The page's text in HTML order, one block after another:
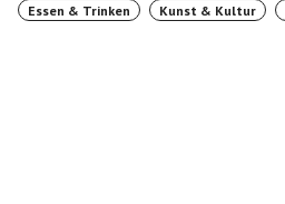
Essen & Trinken Kunst & Kultur